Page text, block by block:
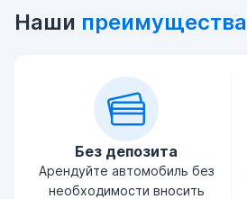
Наши преимущества
Без депозита
Арендуйте автомобиль без
необходимости вносить